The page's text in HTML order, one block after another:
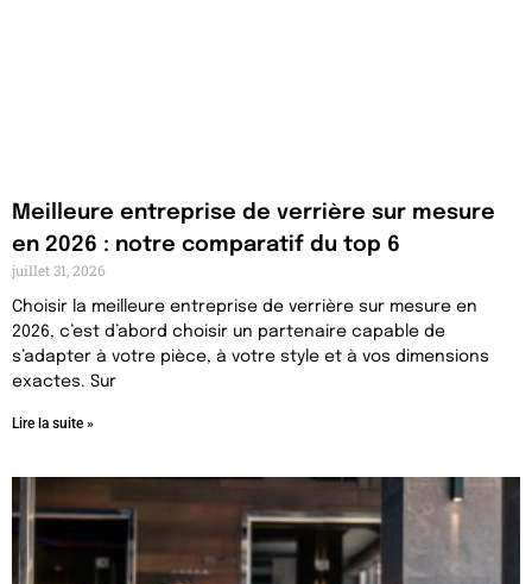
Meilleure entreprise de verrière sur mesure
en 2026 : notre comparatif du top 6
juillet 31, 2026
Choisir la meilleure entreprise de verrière sur mesure en
2026, c’est d’abord choisir un partenaire capable de
s’adapter à votre pièce, à votre style et à vos dimensions
exactes. Sur
Lire la suite »